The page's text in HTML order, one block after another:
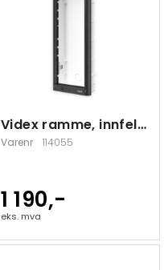
Videx ramme, innfelt, 3 moduler
Varenr 114055
1 190,-
eks. mva